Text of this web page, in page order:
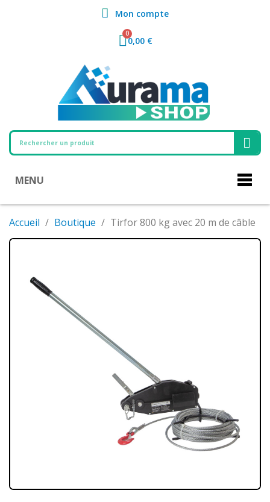
Mon compte
0,00 €
MENU
Accueil Boutique Tirfor 800 kg avec 20 m de câble